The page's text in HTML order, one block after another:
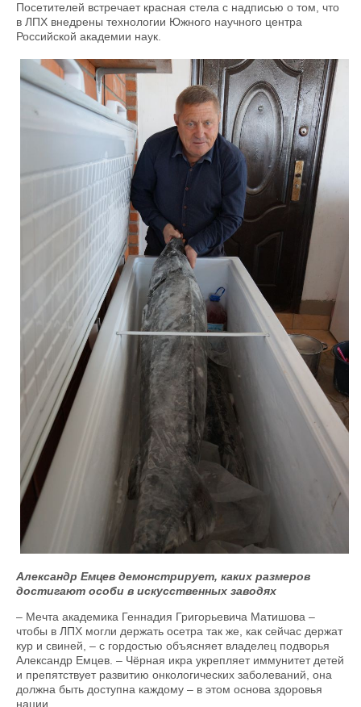
Посетителей встречает красная стела с надписью о том, что
в ЛПХ внедрены технологии Южного научного центра
Российской академии наук.
Александр Емцев демонстрирует, каких размеров
достигают особи в искусственных заводях
– Мечта академика Геннадия Григорьевича Матишова –
чтобы в ЛПХ могли держать осетра так же, как сейчас держат
кур и свиней, – с гордостью объясняет владелец подворья
Александр Емцев. – Чёрная икра укрепляет иммунитет детей
и препятствует развитию онкологических заболеваний, она
должна быть доступна каждому – в этом основа здоровья
нации.